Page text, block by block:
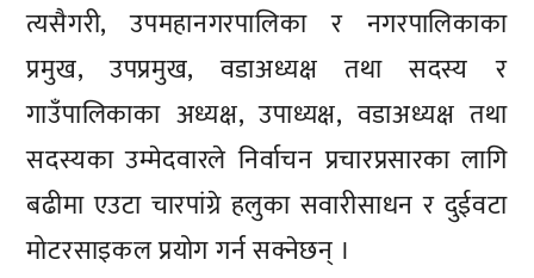
त्यसैगरी, उपमहानगरपालिका र नगरपालिकाका
प्रमुख, उपप्रमुख, वडाअध्यक्ष तथा सदस्य र
गाउँपालिकाका अध्यक्ष, उपाध्यक्ष, वडाअध्यक्ष तथा
सदस्यका उम्मेदवारले निर्वाचन प्रचारप्रसारका लागि
बढीमा एउटा चारपांग्रे हलुका सवारीसाधन र दुईवटा
मोटरसाइकल प्रयोग गर्न सक्नेछन् ।